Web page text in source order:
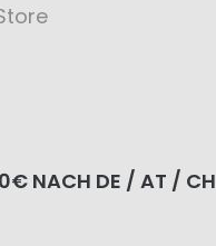
NACH DE / AT / CH